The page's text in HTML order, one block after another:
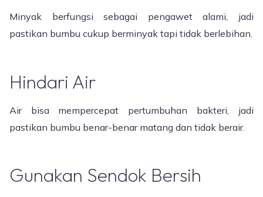
Minyak berfungsi sebagai pengawet alami, jadi
pastikan bumbu cukup berminyak tapi tidak berlebihan.
Hindari Air
Air bisa mempercepat pertumbuhan bakteri, jadi
pastikan bumbu benar-benar matang dan tidak berair.
Gunakan Sendok Bersih